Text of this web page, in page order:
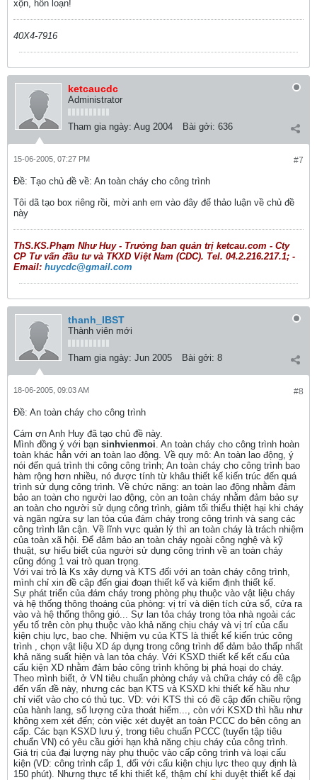
xộn, hỗn loạn!
40X4-7916
ketcaucdc
Administrator
Tham gia ngày: Aug 2004 Bài gởi: 636
#7
15-06-2005, 07:27 PM
Ðề: Tạo chủ đề về: An toàn cháy cho công trình
Tôi dã tạo box riêng rồi, mời anh em vào đây để thảo luận về chủ đề
này
ThS.KS.Phạm Như Huy - Trưởng ban quản trị ketcau.com - Cty
CP Tư vấn đầu tư và TKXD Việt Nam (CDC). Tel. 04.2.216.217.1; -
Email: huycdc@gmail.com
thanh_IBST
Thành viên mới
Tham gia ngày: Jun 2005 Bài gởi: 8
#8
18-06-2005, 09:03 AM
Ðề: An toàn cháy cho công trình
Cám ơn Anh Huy đã tạo chủ đề này.
Mình đồng ý với bạn sinhvienmoi. An toàn cháy cho công trình hoàn
toàn khác hẳn với an toàn lao động. Về quy mô: An toàn lao động, ý
nói đến quá trình thi công công trình; An toàn cháy cho công trình bao
hàm rộng hơn nhiều, nó được tính từ khâu thiết kế kiến trúc đến quá
trình sử dụng công trình. Về chức năng: an toàn lao động nhằm đảm
bảo an toàn cho người lao động, còn an toàn cháy nhằm đảm bảo sự
an toàn cho người sử dụng công trình, giảm tối thiểu thiệt hại khi cháy
và ngăn ngừa sự lan tỏa của đám cháy trong công trình và sang các
công trình lân cận. Về lĩnh vực quản lý thì an toàn cháy là trách nhiệm
của toàn xã hội. Để đảm bảo an toàn cháy ngoài công nghệ và kỹ
thuật, sự hiểu biết của người sử dụng công trình về an toàn cháy
cũng đóng 1 vai trò quan trọng.
Với vai trò là Ks xây dựng và KTS đối với an toàn cháy công trình,
mình chỉ xin đề cập đến giai đoạn thiết kế và kiểm định thiết kế.
Sự phát triển của đám cháy trong phòng phụ thuộc vào vật liệu cháy
và hệ thống thông thoáng của phòng: vị trí và diện tích cửa sổ, cửa ra
vào và hệ thống thông gió... Sự lan tỏa cháy trong tòa nhà ngoài các
yếu tố trên còn phụ thuộc vào khả năng chịu cháy và vị trí của cấu
kiện chịu lực, bao che. Nhiệm vụ của KTS là thiết kế kiến trúc công
trình , chọn vật liệu XD áp dụng trong công trình để đảm bảo thấp nhất
khả năng suất hiện và lan tỏa cháy. Với KSXD thiết kế kết cấu của
cấu kiện XD nhằm đảm bảo công trình không bị phá hoại do cháy.
Theo mình biết, ở VN tiêu chuẩn phòng cháy và chữa cháy có đề cập
đến vấn đề này, nhưng các bạn KTS và KSXD khi thiết kế hầu như
chỉ viết vào cho có thủ tục. VD: với KTS thì có đề cập đến chiều rộng
của hành lang, số lượng cửa thoát hiểm..., còn với KSXD thì hầu như
không xem xét đến; còn việc xét duyệt an toàn PCCC do bên công an
cấp. Các bạn KSXD lưu ý, trong tiêu chuẩn PCCC (tuyển tập tiêu
chuẩn VN) có yêu cầu giới hạn khả năng chịu cháy của công trình.
Giá trị của đại lượng này phụ thuộc vào cấp công trình và loại cấu
kiện (VD: công trình cấp 1, đối với cấu kiện chịu lực theo quy định là
150 phút). Nhưng thực tế khi thiết kế, thậm chí khi duyệt thiết kế đại